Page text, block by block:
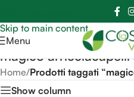
Skip to main content
Sei hai domande contattaci 📲
Menu
magico arricciacapelli
Home/Prodotti taggati
Show column